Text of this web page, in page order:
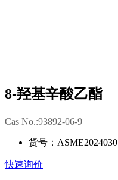
8-羟基辛酸乙酯
Cas No.:93892-06-9
货号：ASME2024030
快速询价